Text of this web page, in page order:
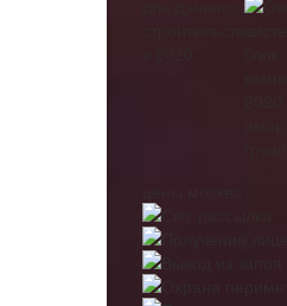
Получение